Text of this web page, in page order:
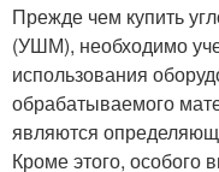
Прежде чем купить
(УШМ), необходимо
использования
обрабатываемого
являются
Кроме этого,